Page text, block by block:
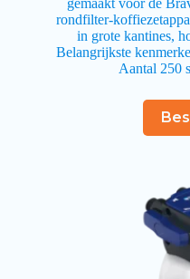
rondfilter-
in grote kantines,
Belangrijkste
Aantal 250